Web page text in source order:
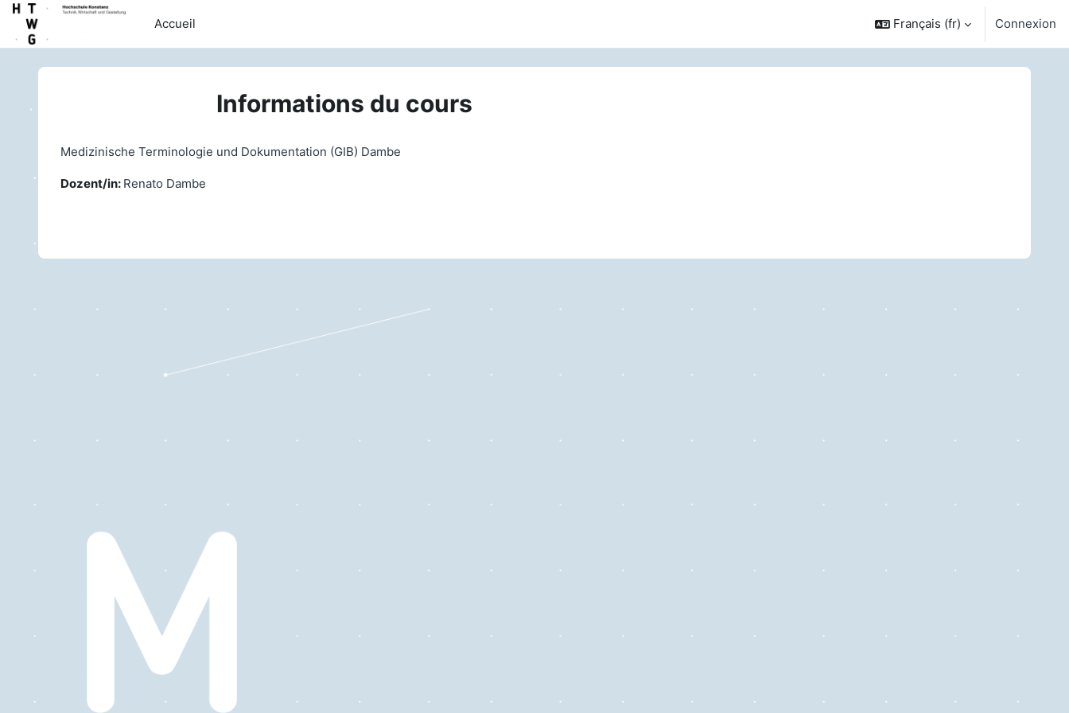
Passer au contenu principal
Accueil
Français ‎(fr)‎ Connexion
Informations du cours
Medizinische Terminologie und Dokumentation (GIB) Dambe
Dozent/in: Renato Dambe